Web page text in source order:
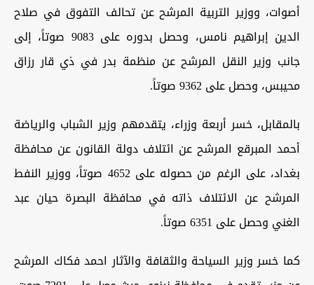
أصوات، ووزير التربية المرشح عن تحالف التفوق في صلاح
الدين إبراهيم نامس، وحصل بدوره على 9083 صوتاً، إلى
جانب وزير النقل المرشح عن منظمة بدر في ذي قار رزاق
محيبس، وحصل على 9362 صوتاً
.
بالمقابل، خسر أربعة وزراء، يتقدمهم وزير الشباب والرياضة
أحمد المبرقع المرشح عن ائتلاف دولة القانون عن محافظة
بغداد، على الرغم من حصوله على 4652 صوتاً، ووزير النفط
المرشح عن الائتلاف ذاته في محافظة البصرة حيان عبد
الغني وحصل على 6351 صوتاً
.
كما خسر وزير السياحة والثقافة والآثار احمد فكاك المرشح